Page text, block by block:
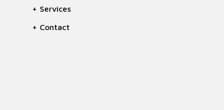
+ Services
+ Contact